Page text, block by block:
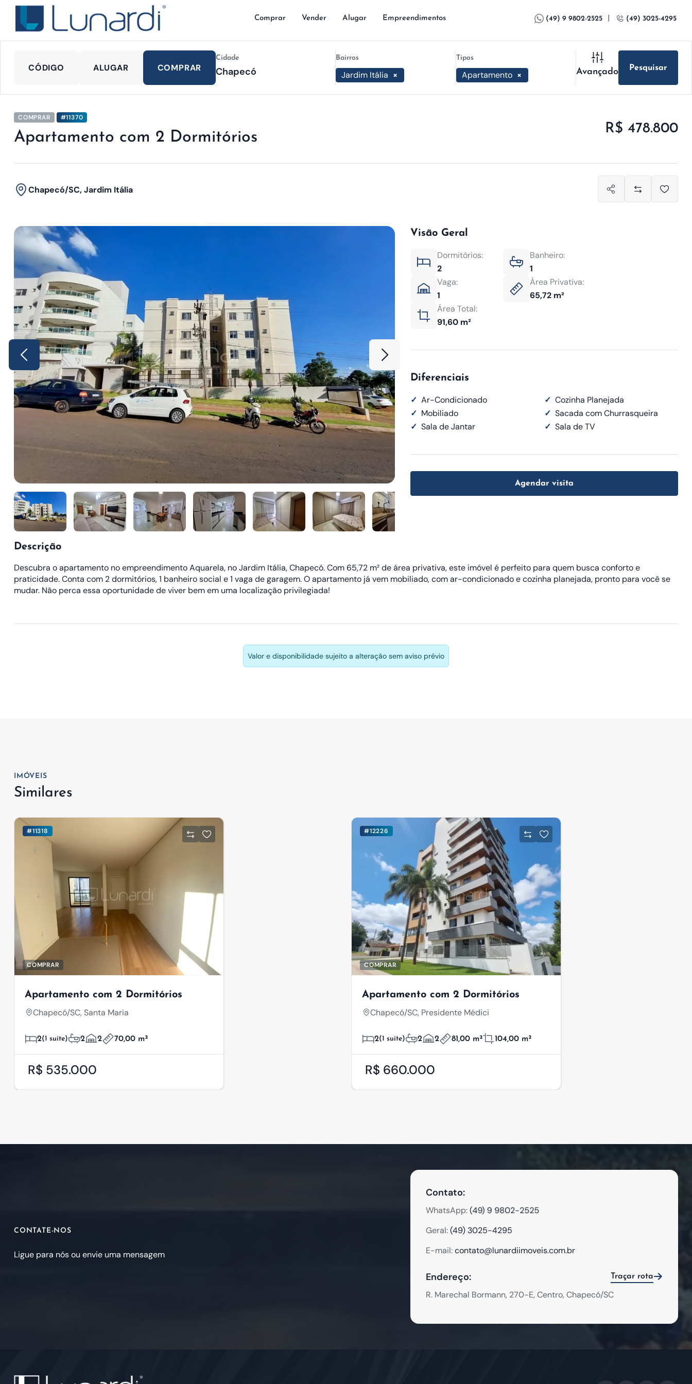
Comprar Vender Alugar Empreendimentos (49) 9 9802-2525 | (49) 3025-4295
CÓDIGO ALUGAR COMPRAR
Cidade Bairros
×
Jardim Itália
Tipos
×
Apartamento Avançado Pesquisar
COMPRAR #11370
Apartamento com 2 Dormitórios
R$ 478.800
Chapecó/SC, Jardim Itália
Visão Geral
Dormitórios:
2
Banheiro:
1
Vaga:
1
Área Privativa:
65,72 m²
Área Total:
91,60 m²
Diferenciais
✓ Ar-Condicionado ✓ Cozinha Planejada
✓ Mobiliado ✓ Sacada com Churrasqueira
✓ Sala de Jantar ✓ Sala de TV
Agendar visita
Descrição
Descubra o apartamento no empreendimento Aquarela, no Jardim Itália, Chapecó. Com 65,72 m² de área privativa, este imóvel é perfeito para quem busca conforto e
praticidade. Conta com 2 dormitórios, 1 banheiro social e 1 vaga de garagem. O apartamento já vem mobiliado, com ar-condicionado e cozinha planejada, pronto para você se
mudar. Não perca essa oportunidade de viver bem em uma localização privilegiada!
Valor e disponibilidade sujeito a alteração sem aviso prévio
IMÓVEIS
Similares
#11318
COMPRAR
Apartamento com 2 Dormitórios
Chapecó/SC, Santa Maria
2(1 suíte) 2 2 70,00 m²
R$ 535.000
#12226
COMPRAR
Apartamento com 2 Dormitórios
Chapecó/SC, Presidente Médici
2(1 suíte) 2 2 81,00 m² 104,00 m²
R$ 660.000
CONTATE-NOS
Ligue para nós ou envie uma mensagem
Contato:
WhatsApp:(49) 9 9802-2525
Geral:(49) 3025-4295
E-mail:contato@lunardiimoveis.com.br
Endereço: Traçar rota
R. Marechal Bormann, 270-E, Centro, Chapecó/SC